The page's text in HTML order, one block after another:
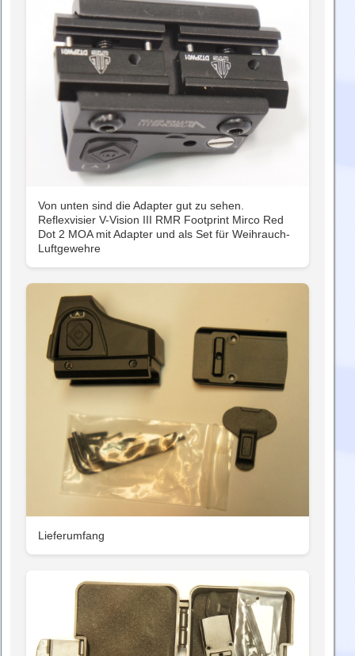
Von unten sind die Adapter gut zu sehen.
Reflexvisier V-Vision III RMR Footprint Mirco Red
Dot 2 MOA mit Adapter und als Set für Weihrauch-
Luftgewehre
Lieferumfang